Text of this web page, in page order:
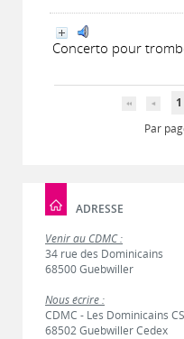
Concerto pour
1
Par
ADRESSE
Venir au CDMC :
34 rue des Dominicains
68500 Guebwiller
Nous écrire :
CDMC - Les Dominicains
68502 Guebwiller Cedex